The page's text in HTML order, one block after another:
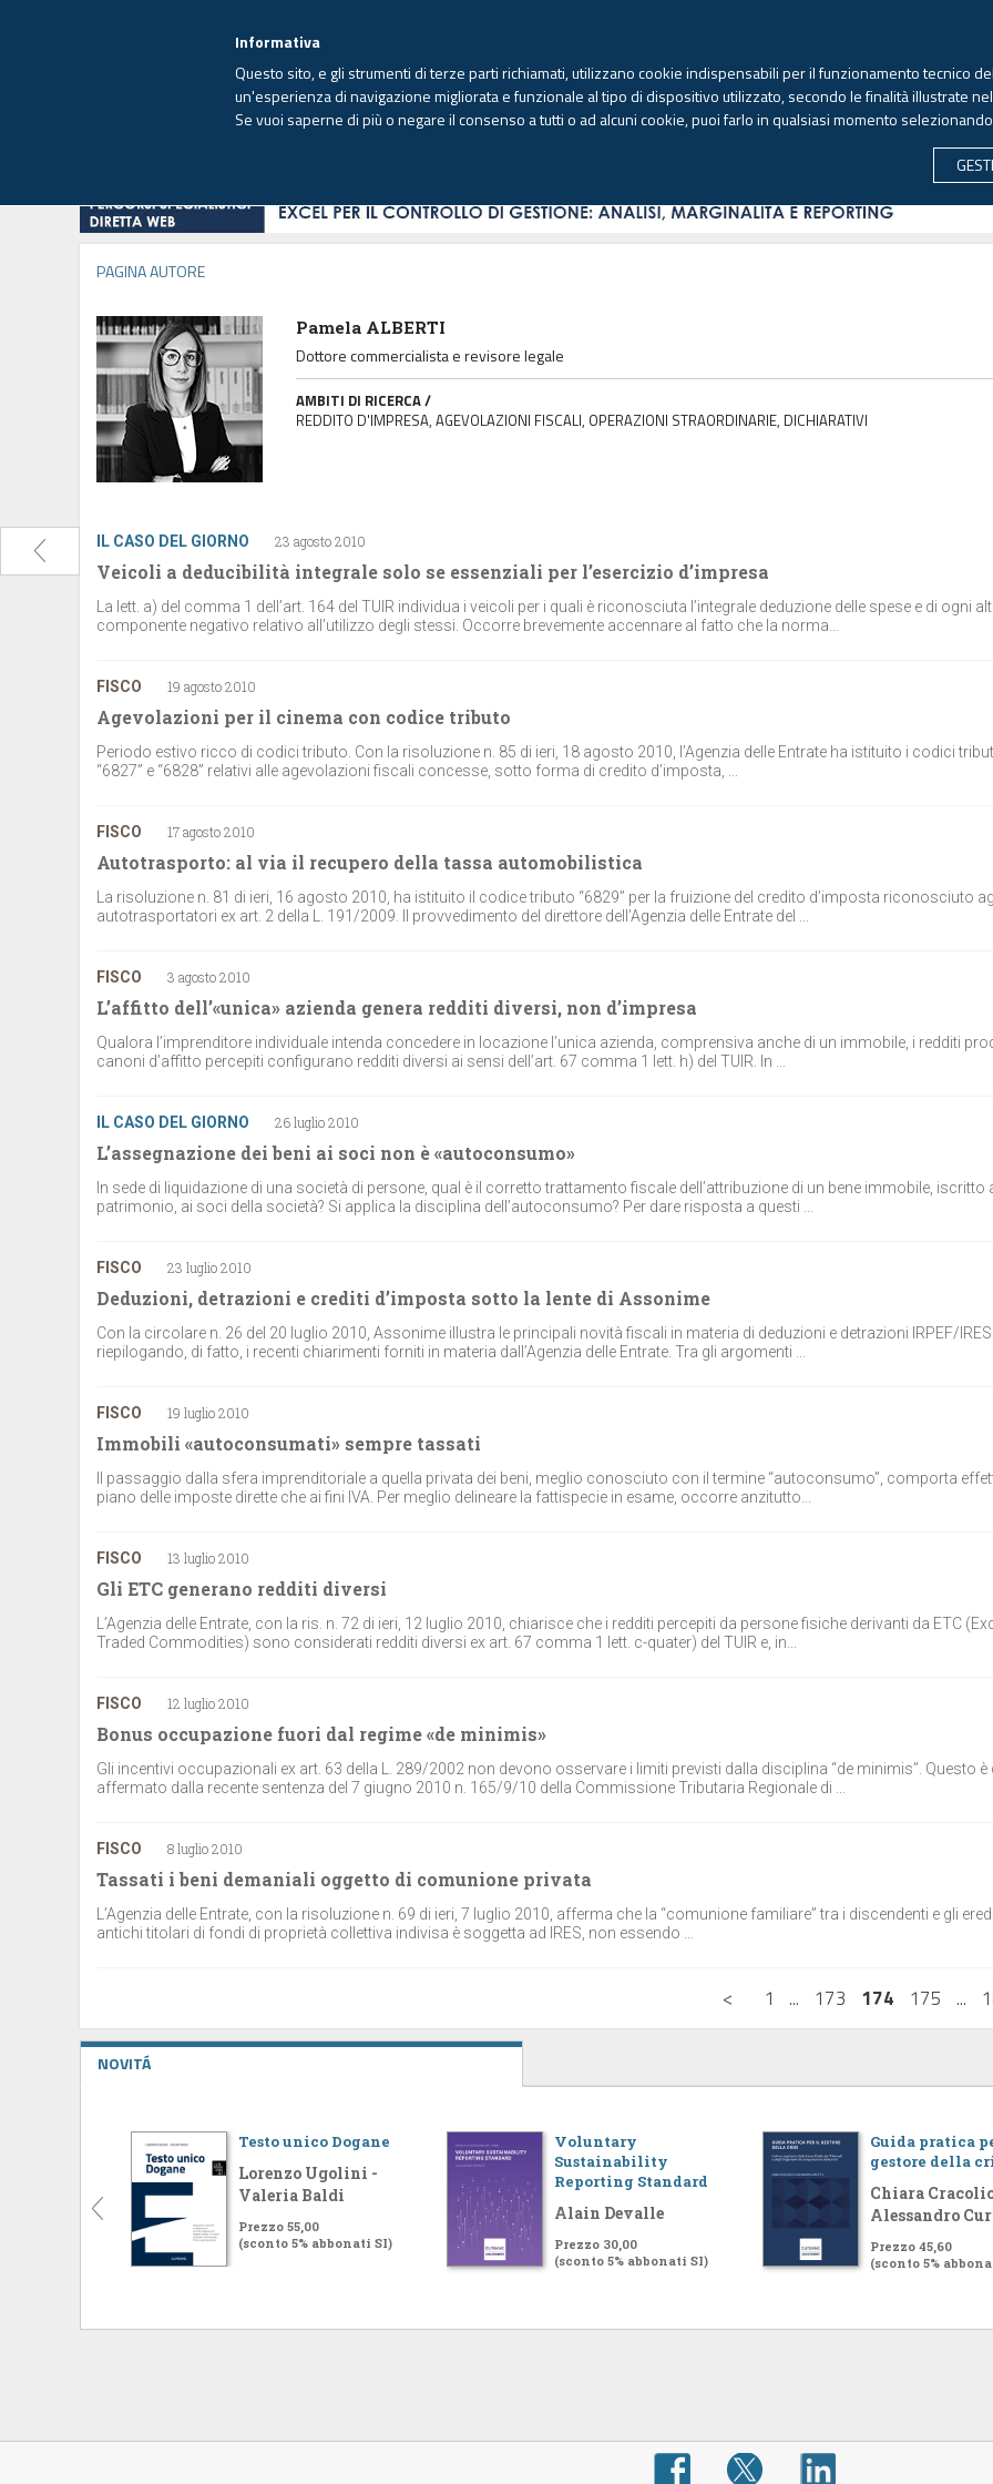
Sabato, 8 agosto 2026 -Aggiornato alle 6.00
PAGINA AUTORE
Pamela ALBERTI
Dottore commercialista e revisore legale
AMBITI DI RICERCA /
REDDITO D'IMPRESA, AGEVOLAZIONI FISCALI, OPERAZIONI STRAORDINARIE, DICHIARATIVI
IL CASO DEL GIORNO 23 agosto 2010
Veicoli a deducibilità integrale solo se essenziali per l’esercizio d’impresa
La lett. a) del comma 1 dell’art. 164 del TUIR individua i veicoli per i quali è riconosciuta l’integrale deduzione delle spese e di ogni
componente negativo relativo all’utilizzo degli stessi. Occorre brevemente accennare al fatto che la norma...
FISCO 19 agosto 2010
Agevolazioni per il cinema con codice tributo
Periodo estivo ricco di codici tributo. Con la risoluzione n. 85 di ieri, 18 agosto 2010, l’Agenzia delle Entrate ha istituito i codici
“6827” e “6828” relativi alle agevolazioni fiscali concesse, sotto forma di credito d’imposta, ...
FISCO 17 agosto 2010
Autotrasporto: al via il recupero della tassa automobilistica
La risoluzione n. 81 di ieri, 16 agosto 2010, ha istituito il codice tributo “6829” per la fruizione del credito d’imposta riconosciuto
autotrasportatori ex art. 2 della L. 191/2009. Il provvedimento del direttore dell’Agenzia delle Entrate del ...
FISCO 3 agosto 2010
L’affitto dell’«unica» azienda genera redditi diversi, non d’impresa
Qualora l’imprenditore individuale intenda concedere in locazione l’unica azienda, comprensiva anche di un immobile, i redditi
canoni d’affitto percepiti configurano redditi diversi ai sensi dell’art. 67 comma 1 lett. h) del TUIR. In ...
IL CASO DEL GIORNO 26 luglio 2010
L’assegnazione dei beni ai soci non è «autoconsumo»
In sede di liquidazione di una società di persone, qual è il corretto trattamento fiscale dell’attribuzione di un bene immobile, iscritto
patrimonio, ai soci della società? Si applica la disciplina dell’autoconsumo? Per dare risposta a questi ...
FISCO 23 luglio 2010
Deduzioni, detrazioni e crediti d’imposta sotto la lente di Assonime
Con la circolare n. 26 del 20 luglio 2010, Assonime illustra le principali novità fiscali in materia di deduzioni e detrazioni IRPEF/IRES
riepilogando, di fatto, i recenti chiarimenti forniti in materia dall’Agenzia delle Entrate. Tra gli argomenti ...
FISCO 19 luglio 2010
Immobili «autoconsumati» sempre tassati
Il passaggio dalla sfera imprenditoriale a quella privata dei beni, meglio conosciuto con il termine “autoconsumo”, comporta
piano delle imposte dirette che ai fini IVA. Per meglio delineare la fattispecie in esame, occorre anzitutto...
FISCO 13 luglio 2010
Gli ETC generano redditi diversi
L’Agenzia delle Entrate, con la ris. n. 72 di ieri, 12 luglio 2010, chiarisce che i redditi percepiti da persone fisiche derivanti da ETC
Traded Commodities) sono considerati redditi diversi ex art. 67 comma 1 lett. c-quater) del TUIR e, in...
FISCO 12 luglio 2010
Bonus occupazione fuori dal regime «de minimis»
Gli incentivi occupazionali ex art. 63 della L. 289/2002 non devono osservare i limiti previsti dalla disciplina “de minimis”. Questo è
affermato dalla recente sentenza del 7 giugno 2010 n. 165/9/10 della Commissione Tributaria Regionale di ...
FISCO 8 luglio 2010
Tassati i beni demaniali oggetto di comunione privata
L’Agenzia delle Entrate, con la risoluzione n. 69 di ieri, 7 luglio 2010, afferma che la “comunione familiare” tra i discendenti e gli
antichi titolari di fondi di proprietà collettiva indivisa è soggetta ad IRES, non essendo ...
< 1 ... 173 174 175 ...
NOVITÁ
Testo unico Dogane
Lorenzo Ugolini -
Valeria Baldi
Prezzo 55,00
(sconto 5% abbonati SI)
Voluntary
Sustainability
Reporting Standard
Alain Devalle
Prezzo 30,00
(sconto 5% abbonati SI)
Guida pratica
gestore della
Chiara
Alessandro
Prezzo 45,60
(sconto 5%
Informativa
Questo sito, e gli strumenti di terze parti richiamati, utilizzano cookie indispensabili per il funzionamento tecnico
un'esperienza di navigazione migliorata e funzionale al tipo di dispositivo utilizzato, secondo le finalità illustrate
Se vuoi saperne di più o negare il consenso a tutti o ad alcuni cookie, puoi farlo in qualsiasi momento selezionando